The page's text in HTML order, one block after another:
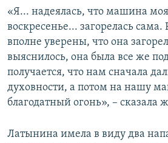
«Я... надеялась, что машина
воскресенье... загорелась
вполне уверены, что она
выяснилось, она была все же
получается, что нам сначала
духовности, а потом на нашу
благодатный огонь», – сказала
Латынина имела в виду два